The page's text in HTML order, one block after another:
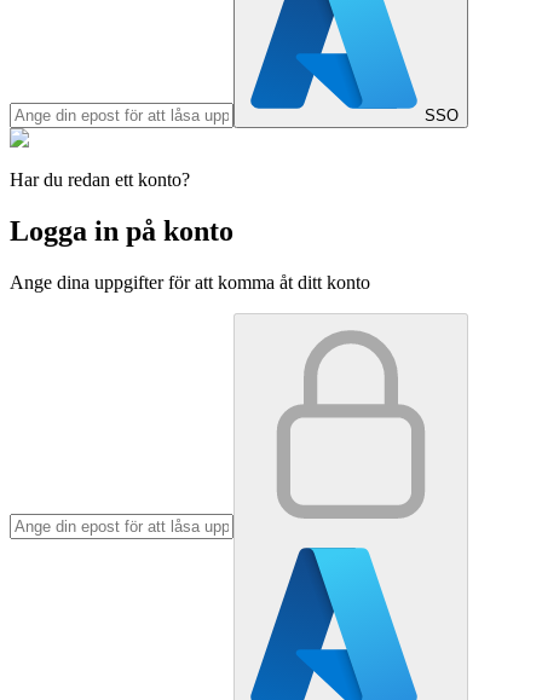
SSO
Har du redan ett konto?
Logga in på konto
Ange dina uppgifter för att komma åt ditt konto